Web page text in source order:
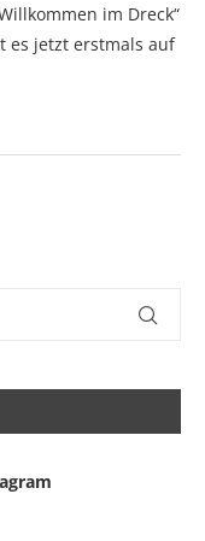
im Dreck“
es jetzt erstmals auf